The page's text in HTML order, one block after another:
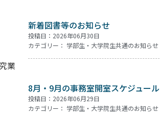
業
新着図書等のお知らせ
投稿日：2026年06月30日
カテゴリー： 学部生・大学院生共通のお知らせ
8月・9月の事務室開室スケジュール
投稿日：2026年06月29日
カテゴリー： 学部生・大学院生共通のお知らせ